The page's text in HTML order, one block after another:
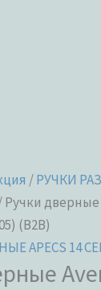
/РУЧКИ
Ручки дверные
(B2B)
APECS 14